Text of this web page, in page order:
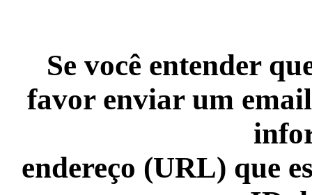
Se você entender
favor enviar um
endereço (URL) que